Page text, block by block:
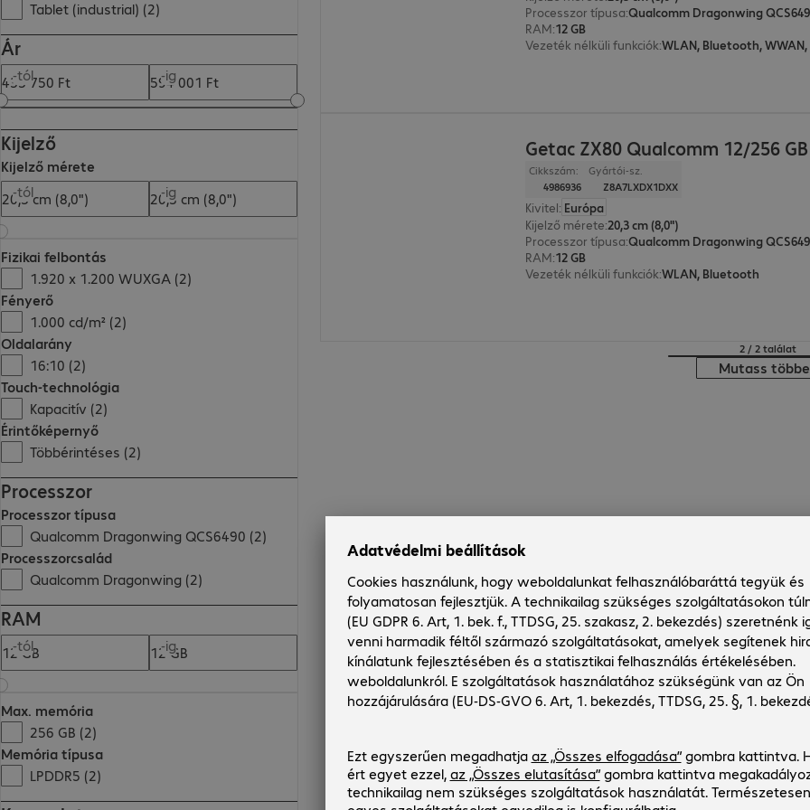
Tablet (industrial) (2)
Ár
-tól -ig
Kijelző
Kijelző mérete
-tól
-ig
Fizikai felbontás
1.920 x 1.200 WUXGA (2)
Fényerő
1.000 cd/m² (2)
Oldalarány
16:10 (2)
Touch-technológia
Kapacitív (2)
Érintőképernyő
Többérintéses (2)
Processzor
Processzor típusa
Qualcomm Dragonwing QCS6490 (2)
Processzorcsalád
Qualcomm Dragonwing (2)
RAM
-tól -ig
Max. memória
256 GB (2)
Memória típusa
LPDDR5 (2)
Processzor típusa:Qualcomm Dragonwing
RAM:12 GB
Vezeték nélküli funkciók:WLAN, Bluetooth, WWAN,
Getac ZX80 Qualcomm 12/256
Cikkszám:
4986936
Gyártói-sz.
Z8A7LXDX1DXX
Kivitel: Európa
Kijelző mérete:20,3 cm (8,0")
Processzor típusa:Qualcomm Dragonwing
RAM:12 GB
Vezeték nélküli funkciók:WLAN, Bluetooth
2 / 2 találat
Mutass